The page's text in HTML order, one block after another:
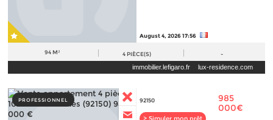
August 4, 2026 17:56
94 M² 4 PIÈCE(S) -
immobilier.lefigaro.fr lux-residence.com
PROFESSIONNEL 92150
985
000€